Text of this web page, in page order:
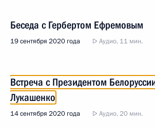
Беседа с Гербертом Ефремовым
19 сентября 2020 года Аудио, 11 мин.
Встреча с Президентом
Лукашенко
14 сентября 2020 года Аудио, 20 мин.